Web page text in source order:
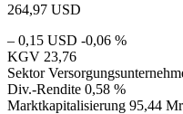
264,97 USD
– 0,15 USD -0,06 %
KGV 23,76
Sektor
Div.-Rendite 0,58 %
Marktkapitalisierung 95,44